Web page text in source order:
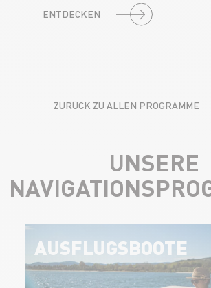
ENTDECKEN
ZURÜCK ZU ALLEN PROGRAMME
UNSERE
AUSFLUGSBOOTE